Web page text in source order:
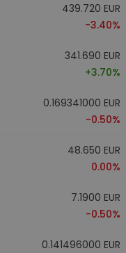
439.720 EUR
-3.40%
341.690 EUR
+3.70%
0.169341000 EUR
-0.50%
48.650 EUR
0.00%
7.1900 EUR
-0.50%
0.141496000 EUR